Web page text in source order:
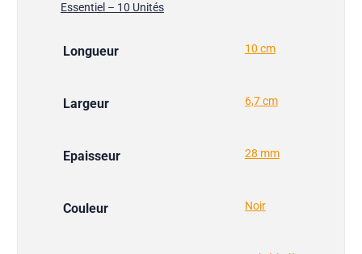
Essentiel – 10 Unités
Longueur 10 cm
Largeur 6,7 cm
Epaisseur 28 mm
Couleur Noir